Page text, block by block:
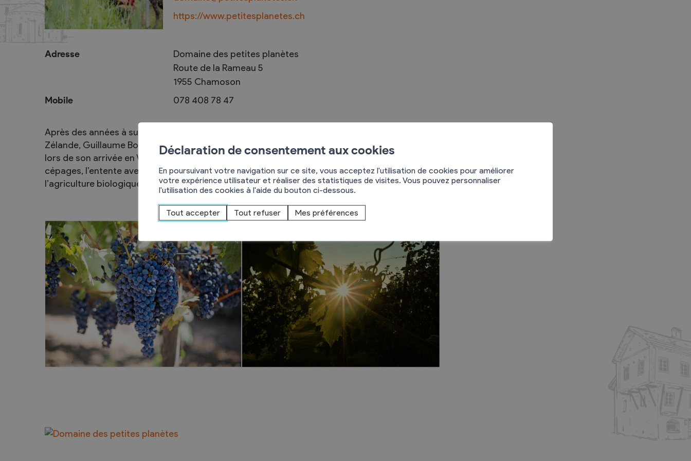
Activités jeunesse
Nuit du conte
Rencontres
Samedis-Littéraires
https://www.petitesplanetes.ch
Adresse
Domaine des petites planètes
Route de la Rameau 5
1955 Chamoson
Mobile
078 408 78 47
Après des années à survoler les vignobles de Bourgogne, de Haute-Savoie et de Nouvelle-
Zélande, Guillaume Bodin a été le bras droit de Marie-Thérèse Chappaz durant plus de 3 ans
lors de son arrivée en Valais. Il a ensuite décidé de s’installer à Chamoson pour la diversité des
cépages, l’entente avec les autres vignerons du village et son envie de promouvoir
l’agriculture biologique et biodynamique.
Déclaration de consentement aux cookies
En poursuivant votre navigation sur ce site, vous acceptez l'utilisation de cookies pour améliorer
votre expérience utilisateur et réaliser des statistiques de visites. Vous pouvez personnaliser
l'utilisation des cookies à l'aide du bouton ci-dessous.
Tout accepter Tout refuser Mes préférences